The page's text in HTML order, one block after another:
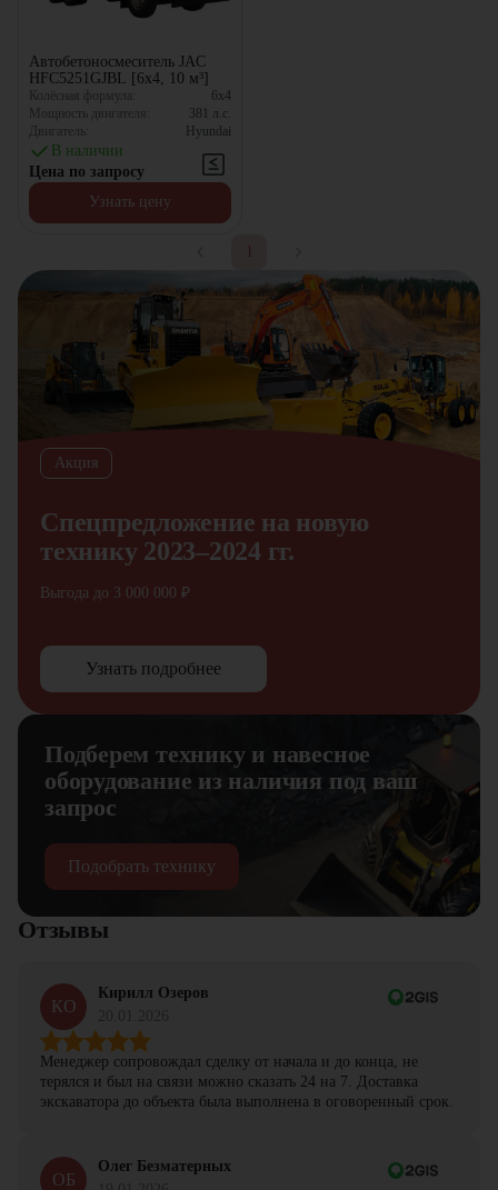
Автобетоносмеситель JAC
HFC5251GJBL [6x4, 10 м³]
Колёсная формула:
6x4
Мощность двигателя:
381 л.с.
Двигатель:
Hyundai
В наличии
Цена по запросу
Узнать цену
Акция
Спецпредложение на новую
технику 2023–2024 гг.
Выгода до 3 000 000 ₽
Узнать подробнее
Подберем технику и навесное
оборудование из наличия под ваш
запрос
Подобрать технику
Отзывы
КО
Кирилл Озеров
Менеджер сопровождал сделку от начала и до конца, не
терялся и был на связи можно сказать 24 на 7. Доставка
экскаватора до объекта была выполнена в оговоренный срок.
ОБ
Олег Безматерных